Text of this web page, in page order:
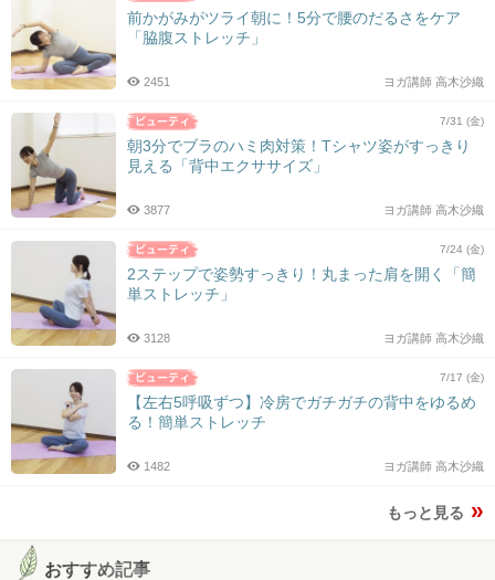
前かがみがツライ朝に！5分で腰のだるさをケア
「脇腹ストレッチ」
ヨガ講師 高木沙織
2451
7/31 (金)
朝3分でブラのハミ肉対策！Tシャツ姿がすっきり
見える「背中エクササイズ」
ヨガ講師 高木沙織
3877
7/24 (金)
2ステップで姿勢すっきり！丸まった肩を開く「簡
単ストレッチ」
ヨガ講師 高木沙織
3128
7/17 (金)
【左右5呼吸ずつ】冷房でガチガチの背中をゆるめ
る！簡単ストレッチ
ヨガ講師 高木沙織
1482
もっと見る
おすすめ記事